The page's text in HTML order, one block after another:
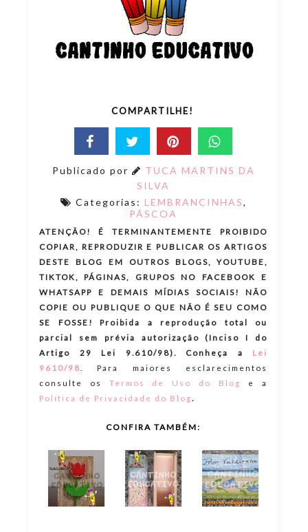
COMPARTILHE!
Publicado por
TUCA MARTINS DA
SILVA
Categorias: LEMBRANCINHAS,
PÁSCOA
ATENÇÃO! É TERMINANTEMENTE PROIBIDO
COPIAR, REPRODUZIR E PUBLICAR OS ARTIGOS
DESTE BLOG EM OUTROS BLOGS, YOUTUBE,
TIKTOK, PÁGINAS, GRUPOS NO FACEBOOK E
WHATSAPP E DEMAIS MÍDIAS SOCIAIS! NÃO
COPIE OU PUBLIQUE O QUE NÃO É SEU COMO
SE FOSSE! Proibida a reprodução total ou
parcial sem prévia autorização (Inciso I do
Artigo 29 Lei 9.610/98). Conheça a
Lei
9610/98
Para maiores esclarecimentos
consulte os Termos de Uso do Blog
e a
Política de Privacidade do Blog.
CONFIRA TAMBÉM: